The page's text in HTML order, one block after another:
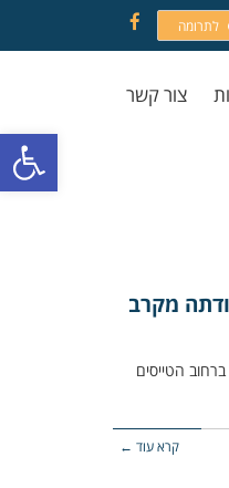
פתח
לתרומה
Facebook
צור קשר
מקרב
ברחוב הטייסים
קרא עוד ←